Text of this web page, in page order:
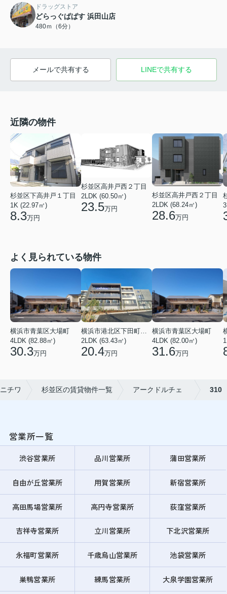
ドラッグストア
どらっぐぱぱす 浜田山店
480ｍ（6分）
メールで共有する LINEで共有する
近隣の物件
杉並区下高井戸１丁目
1K (22.97㎡)
8.3万円
杉並区高井戸西２丁目
2LDK (60.50㎡)
23.5万円
杉並区高井戸西２丁目
2LDK (68.24㎡)
28.6万円
よく見られている物件
横浜市青葉区大場町
4LDK (82.88㎡)
30.3万円
2LDK (63.43㎡)
20.4万円
横浜市青葉区大場町
4LDK (82.00㎡)
31.6万円
チワ 杉並区の賃貸物件一覧 アークドルチェ 310
営業所一覧
渋谷営業所 品川営業所 蒲田営業所
自由が丘営業所 用賀営業所 新宿営業所
高田馬場営業所 高円寺営業所 荻窪営業所
吉祥寺営業所 立川営業所 下北沢営業所
永福町営業所 千歳烏山営業所 池袋営業所
巣鴨営業所 練馬営業所 大泉学園営業所